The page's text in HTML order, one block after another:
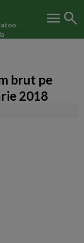
-
menu search
brut pe
2018